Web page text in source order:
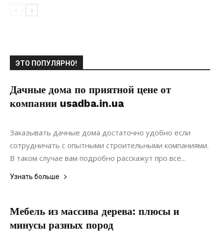
ЭТО ПОПУЛЯРНО!
Дачные дома по приятной цене от
компании usadba.in.ua
17.09.2018
Заказывать дачные дома достаточно удобно если
сотрудничать с опытными строительными компаниями.
В таком случае вам подробно расскажут про все...
Узнать больше
Мебель из массива дерева: плюсы и
минусы разных пород
30.05.2021